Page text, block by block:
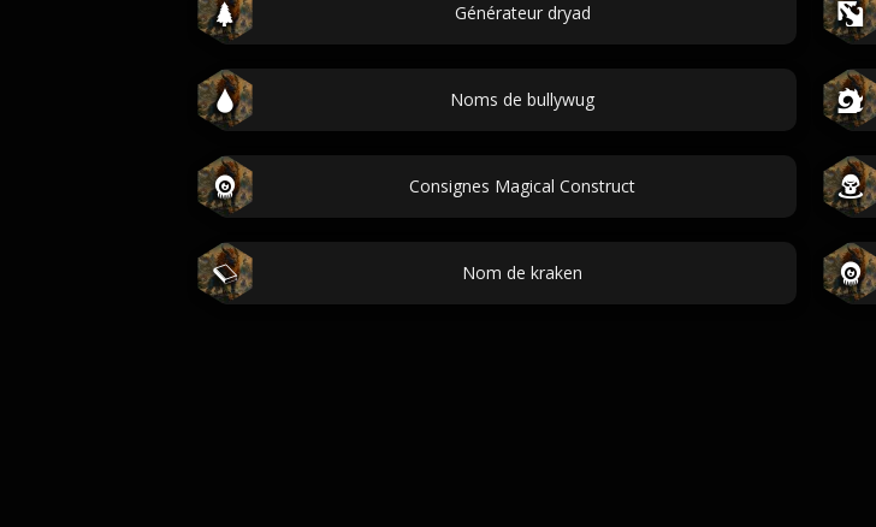
Générateur dryad
Noms de bullywug
Consignes Magical Construct
Nom de kraken